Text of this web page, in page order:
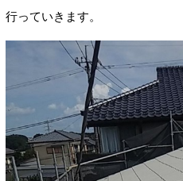
行っていきます。